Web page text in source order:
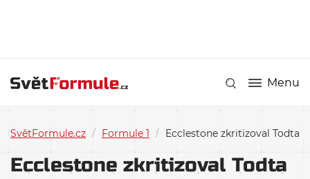
Menu
SvětFormule.cz / Formule 1 / Ecclestone zkritizoval Todta
Ecclestone zkritizoval Todta